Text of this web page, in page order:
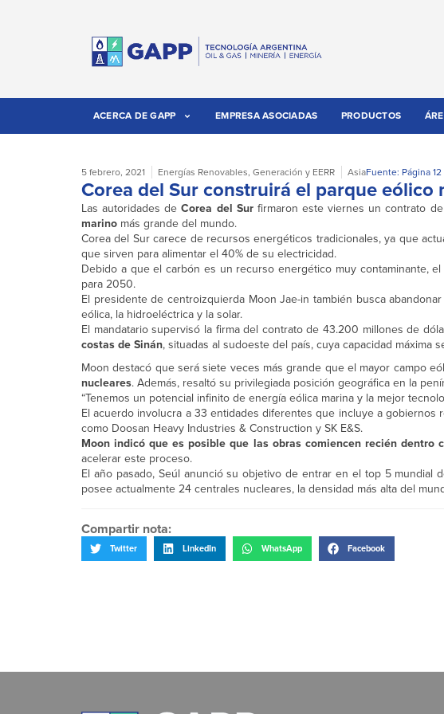
ACERCA DE GAPP EMPRESA ASOCIADAS PRODUCTOS
5 febrero, 2021 Energías Renovables, Generación y EERR AsiaFuente: Página 12
Corea del Sur construirá el parque
Las autoridades deCorea del Sur firmaron este viernes un contrato de
marino más grande del mundo.
Corea del Sur carece de recursos energéticos tradicionales, ya que
que sirven para alimentar el 40% de su electricidad.
Debido a que el carbón es un recurso energético muy contaminante,
para 2050.
El presidente de centroizquierda Moon Jae-in también busca
eólica, la hidroeléctrica y la solar.
El mandatario supervisó la firma del contrato de 43.200 millones de
costas de Sinán, situadas al sudoeste del país, cuya capacidad máxima
Moon destacó que será siete veces más grande que el mayor campo
nucleares. Además, resaltó su privilegiada posición geográfica en la
“Tenemos un potencial infinito de energía eólica marina y la mejor
El acuerdo involucra a 33 entidades diferentes que incluye a gobiernos
como Doosan Heavy Industries & Construction y SK E&S.
Moon indicó que es posible que las obras comiencen recién dentro
acelerar este proceso.
El año pasado, Seúl anunció su objetivo de entrar en el top 5
posee actualmente 24 centrales nucleares, la densidad más alta del
Compartir nota:
Twitter LinkedIn WhatsApp Facebook